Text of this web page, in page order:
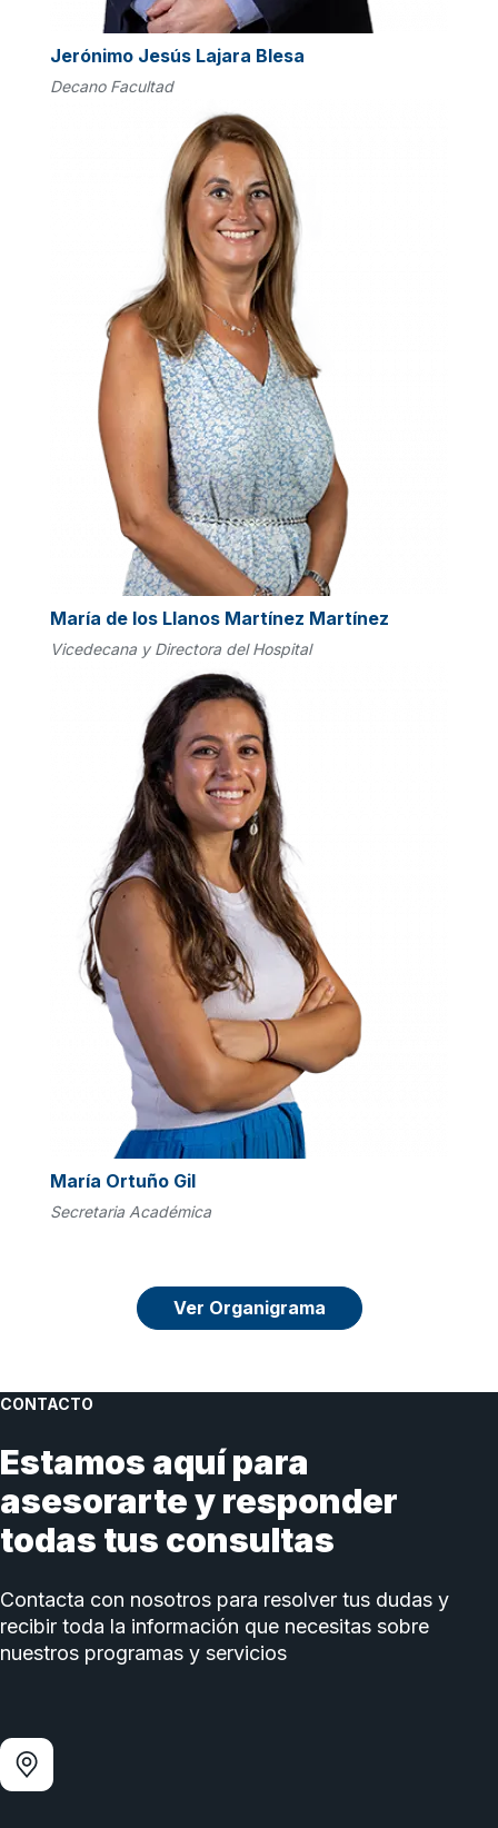
Jerónimo Jesús Lajara Blesa
Decano Facultad
María de los Llanos Martínez Martínez
Vicedecana y Directora del Hospital
María Ortuño Gil
Secretaria Académica
Ver Organigrama
CONTACTO
Estamos aquí para
asesorarte y responder
todas tus consultas
Contacta con nosotros para resolver tus dudas y
recibir toda la información que necesitas sobre
nuestros programas y servicios